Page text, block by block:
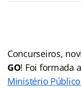
Concurseiros,
GO! Foi formada
Ministério